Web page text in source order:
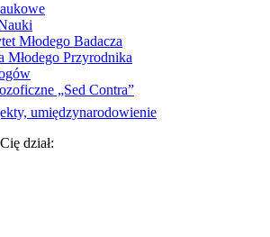
Młodego Badacza
Młodego Przyrodnika
„Sed Contra”
umiędzynarodowienie
dział: